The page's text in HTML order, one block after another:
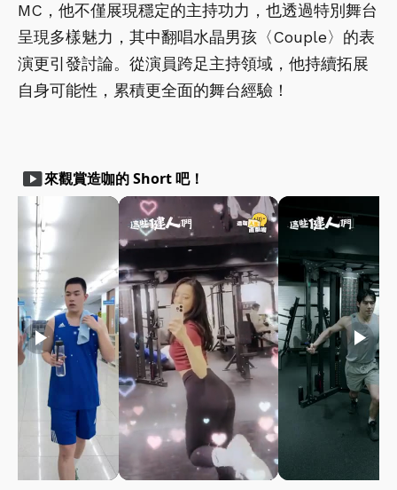
MC，他不僅展現穩定的主持功力，也透過特別舞台
呈現多樣魅力，其中翻唱水晶男孩〈Couple〉的表
演更引發討論。從演員跨足主持領域，他持續拓展
自身可能性，累積更全面的舞台經驗！
smart_display來觀賞造咖的 Short 吧！
play_arrow play_arrow play_arrow